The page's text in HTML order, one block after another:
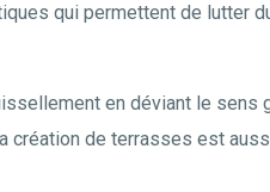
qui permettent de lutter
en déviant le sens
création de terrasses est